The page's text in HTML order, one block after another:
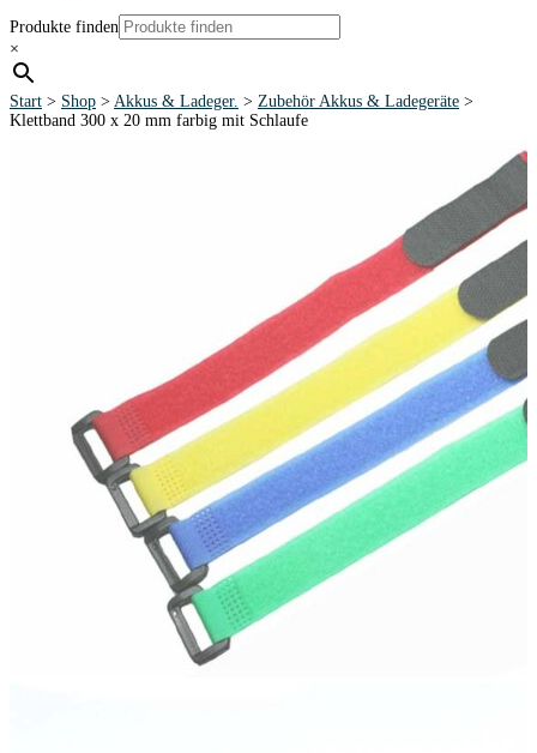
Produkte finden
×
Start > Shop > Akkus & Ladeger. > Zubehör Akkus & Ladegeräte >
Klettband 300 x 20 mm farbig mit Schlaufe